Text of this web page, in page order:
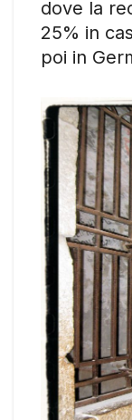
dove la
25% in
poi in